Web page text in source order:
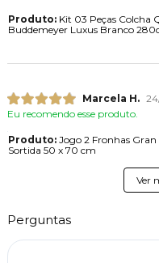
Produto:Kit 03 Peças Colcha
Buddemeyer Luxus Branco
Marcela H.
Eu recomendo esse produto.
Produto:Jogo 2 Fronhas Gran
Sortida 50 x 70 cm
Ver
Perguntas